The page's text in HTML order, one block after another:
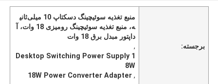
برجسته:
منبع تغذیه سوئیچینگ دسکتاپ 10 میلی‌ثانی
ه، منبع تغذیه سوئیچینگ رومیزی 18 وات، آ
داپتور مبدل برق 18 وات
,
Desktop Switching Power Supply 1
8W
,
18W Power Converter Adapter